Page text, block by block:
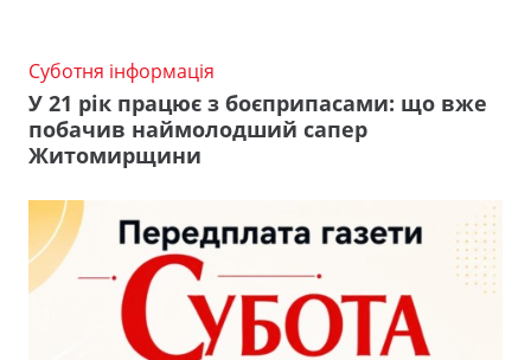
Суботня інформація
У 21 рік працює з боєприпасами: що вже
побачив наймолодший сапер
Житомирщини